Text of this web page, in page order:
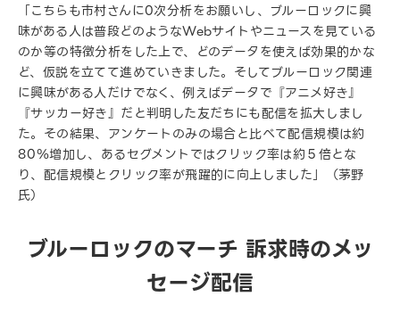
「こちらも市村さんに0次分析をお願いし、ブルーロックに興
味がある人は普段どのようなWebサイトやニュースを見ている
のか等の特徴分析をした上で、どのデータを使えば効果的かな
ど、仮説を立てて進めていきました。そしてブルーロック関連
に興味がある人だけでなく、例えばデータで『アニメ好き』
『サッカー好き』だと判明した友だちにも配信を拡大しまし
た。その結果、アンケートのみの場合と比べて配信規模は約
80％増加し、あるセグメントではクリック率は約５倍とな
り、配信規模とクリック率が飛躍的に向上しました」（茅野
氏）
ブルーロックのマーチ 訴求時のメッ
セージ配信